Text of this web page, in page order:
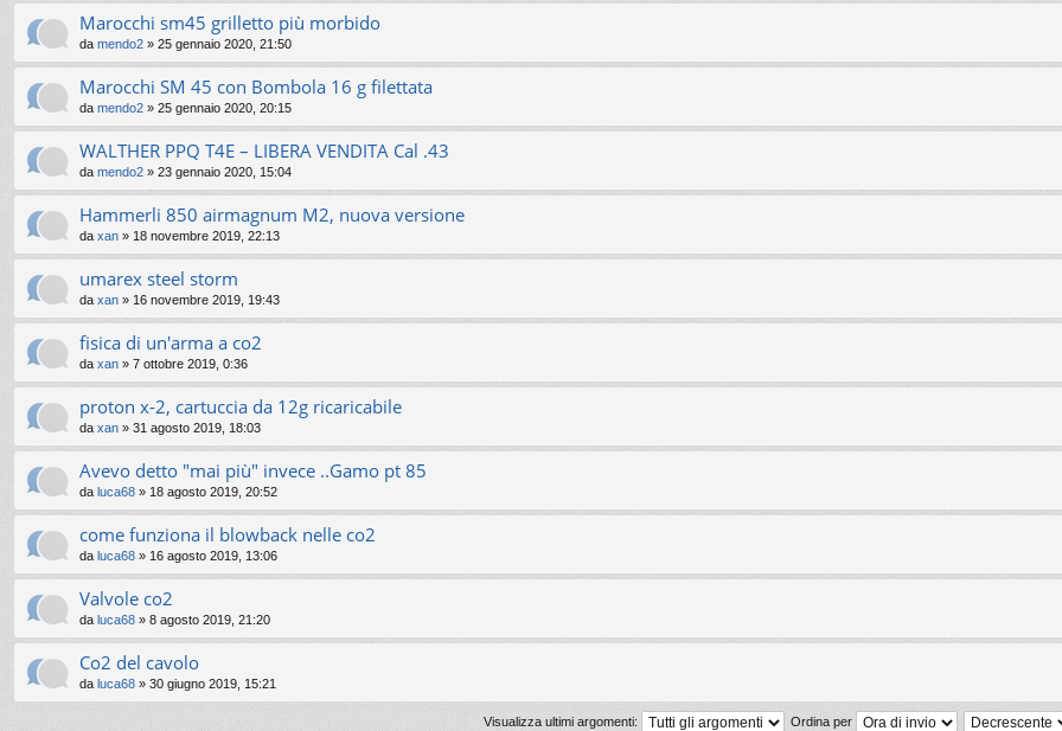
Marocchi sm45 grilletto più morbido
da mendo2 » 25 gennaio 2020, 21:50
Marocchi SM 45 con Bombola 16 g filettata
da mendo2 » 25 gennaio 2020, 20:15
WALTHER PPQ T4E – LIBERA VENDITA Cal .43
da mendo2 » 23 gennaio 2020, 15:04
Hammerli 850 airmagnum M2, nuova versione
da xan » 18 novembre 2019, 22:13
umarex steel storm
da xan » 16 novembre 2019, 19:43
fisica di un'arma a co2
da xan » 7 ottobre 2019, 0:36
proton x-2, cartuccia da 12g ricaricabile
da xan » 31 agosto 2019, 18:03
Avevo detto "mai più" invece ..Gamo pt 85
da luca68 » 18 agosto 2019, 20:52
come funziona il blowback nelle co2
da luca68 » 16 agosto 2019, 13:06
Valvole co2
da luca68 » 8 agosto 2019, 21:20
Co2 del cavolo
da luca68 » 30 giugno 2019, 15:21
Visualizza ultimi argomenti: Ordina per